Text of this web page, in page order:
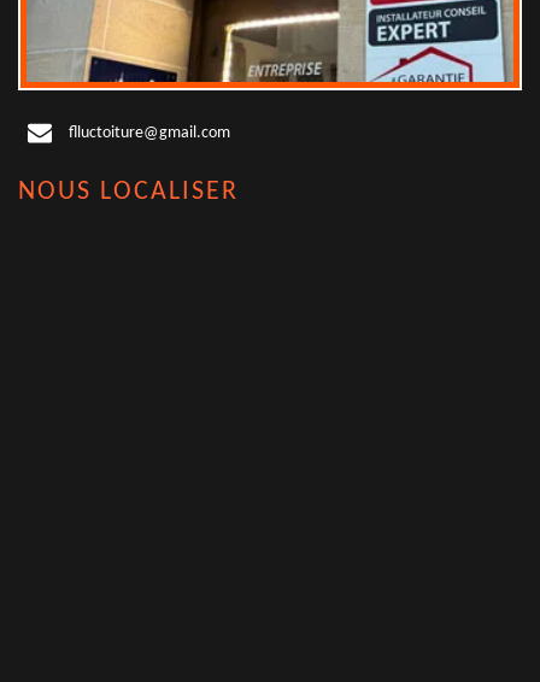
flluctoiture@gmail.com
NOUS LOCALISER